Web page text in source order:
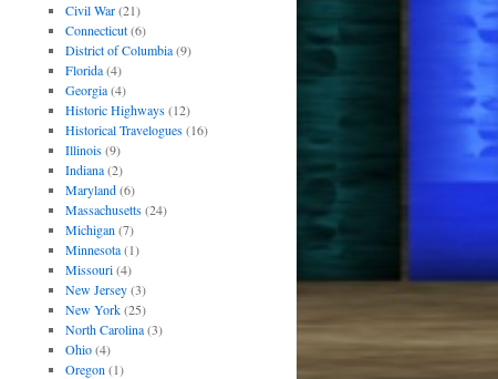
Civil War(21)
Connecticut(6)
District of Columbia(9)
Florida(4)
Georgia(4)
Historic Highways(12)
Historical Travelogues(16)
Illinois(9)
Indiana(2)
Maryland(6)
Massachusetts(24)
Michigan (7)
Minnesota(1)
Missouri(4)
New Jersey(3)
New York(25)
North Carolina(3)
Ohio(4)
Oregon (1)